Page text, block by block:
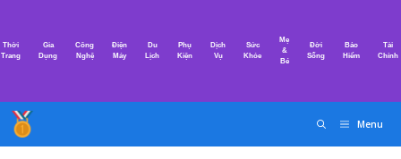
nội
Thời
Trang
Gia
Dụng
Công
Nghệ
Điện
Máy
Du
Lịch
Phụ
Kiện
Dịch
Vụ
Sức
Khỏe
Mẹ
&
Bé
Đời
Sống
Bảo
Hiểm
Tài
Chính
Menu